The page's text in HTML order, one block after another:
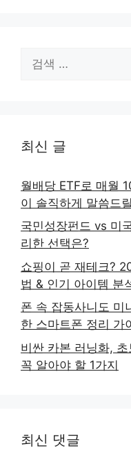
색:
최신 글
월배당 ETF로 매월
이 솔직하게 말씀드
국민성장펀드 vs 미
리한 선택은?
쇼핑이 곧 재테크?
법 & 인기 아이템 분
폰 속 잡동사니도 미
한 스마트폰 정리 가
비싼 카본 러닝화,
꼭 알아야 할 1가지
최신 댓글